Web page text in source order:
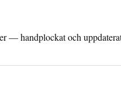
— handplockat och